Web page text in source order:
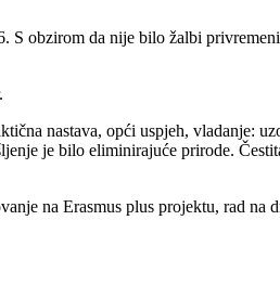
S obzirom da nije bilo žalbi
nastava, opći uspjeh, vladanje:
je bilo eliminirajuće prirode.
na Erasmus plus projektu, rad na